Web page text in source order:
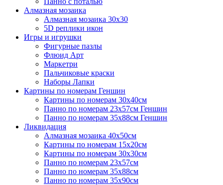
Алмазная мозаика
Алмазная мозаика 30х30
5D реплики икон
Игры и игрушки
Фигурные пазлы
Флюид Арт
Маркетри
Пальчиковые краски
Наборы Лапки
Картины по номерам Геншин
Картины по номерам 30х40см
Панно по номерам 23х57см Геншин
Панно по номерам 35х88см Геншин
Ликвидация
Алмазная мозаика 40х50см
Картины по номерам 15х20см
Картины по номерам 30х30см
Панно по номерам 23х57см
Панно по номерам 35х88см
Панно по номерам 35х90см